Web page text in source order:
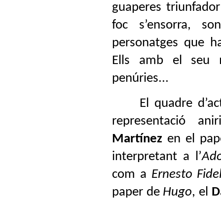
guaperes
foc s’ensorra,
personatges que
Ells amb el seu
penúries...
El quadre
representació
Martínez en el
interpretant a l’
com a Ernesto
paper deHugo, el